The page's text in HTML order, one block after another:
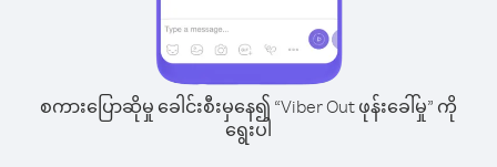
စကားပြောဆိုမှု ခေါင်းစီးမှနေ၍ “Viber Out ဖုန်းခေါ်မှု” ကို
ရွေးပါ